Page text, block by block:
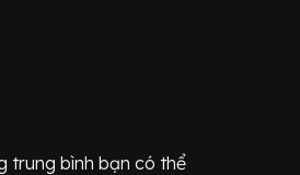
trung bình bạn có thể